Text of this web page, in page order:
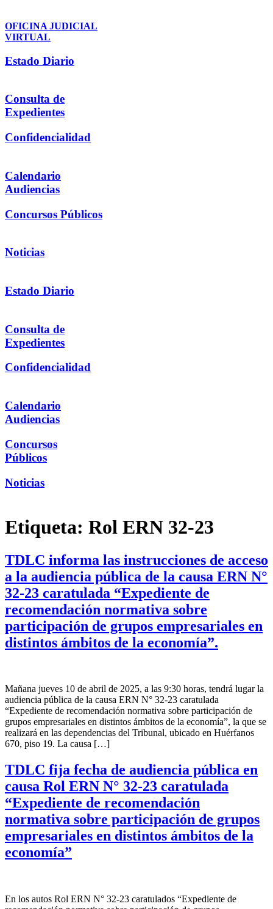
OFICINA JUDICIAL
VIRTUAL
Estado Diario
Consulta de
Expedientes
Confidencialidad
Calendario
Audiencias
Concursos Públicos
Noticias
Estado Diario
Consulta de
Expedientes
Confidencialidad
Calendario
Audiencias
Concursos
Públicos
Noticias
Etiqueta: Rol ERN 32-23
TDLC informa las instrucciones de acceso
a la audiencia pública de la causa ERN N°
32-23 caratulada “Expediente de
recomendación normativa sobre
participación de grupos empresariales en
distintos ámbitos de la economía”.
Mañana jueves 10 de abril de 2025, a las 9:30 horas, tendrá lugar la
audiencia pública de la causa ERN N° 32-23 caratulada
“Expediente de recomendación normativa sobre participación de
grupos empresariales en distintos ámbitos de la economía”, la que se
realizará en las dependencias del Tribunal, ubicado en Huérfanos
670, piso 19. La causa […]
TDLC fija fecha de audiencia pública en
causa Rol ERN N° 32-23 caratulada
“Expediente de recomendación
normativa sobre participación de grupos
empresariales en distintos ámbitos de la
economía”
En los autos Rol ERN N° 32-23 caratulados “Expediente de